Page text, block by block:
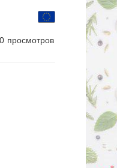
просмотров